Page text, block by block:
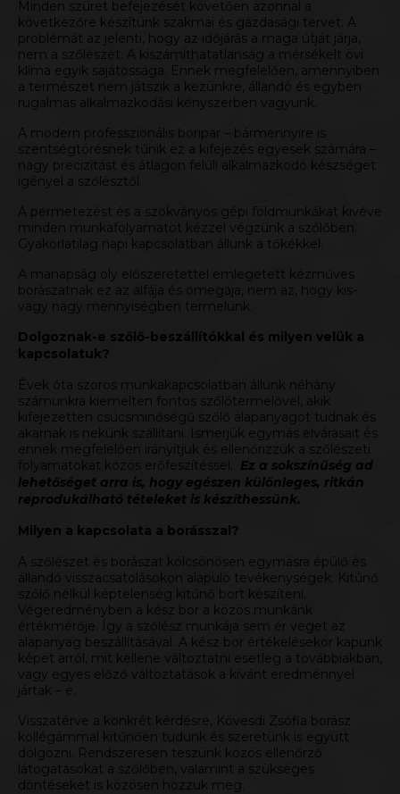
Minden szüret befejezését követően azonnal a
következőre készítünk szakmai és gazdasági tervet. A
problémát az jelenti, hogy az időjárás a maga útját járja,
nem a szőlészét. A kiszámíthatatlanság a mérsékelt övi
klíma egyik sajátossága. Ennek megfelelően, amennyiben
a természet nem játszik a kezünkre, állandó és egyben
rugalmas alkalmazkodási kényszerben vagyunk.
A modern professzionális boripar – bármennyire is
szentségtörésnek tűnik ez a kifejezés egyesek számára –
nagy precizitást és átlagon felüli alkalmazkodó készséget
igényel a szőlésztől.
A permetezést és a szokványos gépi földmunkákat kivéve
minden munkafolyamatot kézzel végzünk a szőlőben.
Gyakorlatilag napi kapcsolatban állunk a tőkékkel.
A manapság oly előszeretettel emlegetett kézműves
borászatnak ez az alfája és omegája, nem az, hogy kis-
vagy nagy mennyiségben termelünk.
Dolgoznak-e szőlő-beszállítókkal és milyen velük a
kapcsolatuk?
Évek óta szoros munkakapcsolatban állunk néhány
számunkra kiemelten fontos szőlőtermelővel, akik
kifejezetten csúcsminőségű szőlő alapanyagot tudnak és
akarnak is nekünk szállítani. Ismerjük egymás elvárásait és
ennek megfelelően irányítjuk és ellenőrizzük a szőlészeti
folyamatokat közös erőfeszítéssel. Ez a sokszínűség ad
lehetőséget arra is, hogy egészen különleges, ritkán
reprodukálható tételeket is készíthessünk.
Milyen a kapcsolata a borásszal?
A szőlészet és borászat kölcsönösen egymásra épülő és
állandó visszacsatolásokon alapuló tevékenységek. Kitűnő
szőlő nélkül képtelenség kitűnő bort készíteni.
Végeredményben a kész bor a közös munkánk
értékmérője. Így a szőlész munkája sem ér véget az
alapanyag beszállításával. A kész bor értékelésekor kapunk
képet arról, mit kellene változtatni esetleg a továbbiakban,
vagy egyes előző változtatások a kívánt eredménnyel
jártak – e.
Visszatérve a konkrét kérdésre, Kövesdi Zsófia borász
kollégámmal kitűnően tudunk és szeretünk is együtt
dolgozni. Rendszeresen teszünk közös ellenőrző
látogatásokat a szőlőben, valamint a szükséges
döntéseket is közösen hozzuk meg.